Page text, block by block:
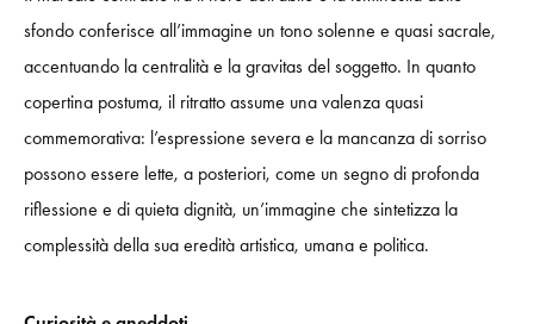
sfondo conferisce all’immagine un tono solenne e quasi sacrale,
accentuando la centralità e la gravitas del soggetto. In quanto
copertina postuma, il ritratto assume una valenza quasi
commemorativa: l’espressione severa e la mancanza di sorriso
possono essere lette, a posteriori, come un segno di profonda
riflessione e di quieta dignità, un’immagine che sintetizza la
complessità della sua eredità artistica, umana e politica.